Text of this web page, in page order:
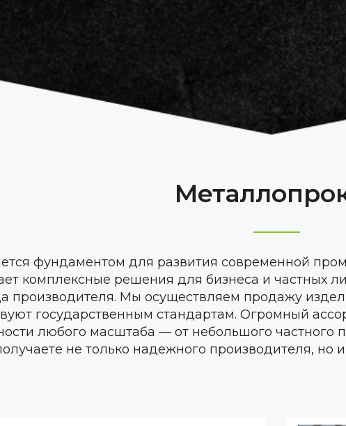
фундаментом для развития современной
комплексные решения для бизнеса и частных
производителя. Мы осуществляем продажу
государственным стандартам. Огромный
любого масштаба — от небольшого частного
не только надежного производителя, но